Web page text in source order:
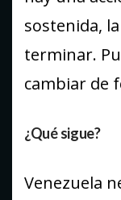
sostenida,
terminar.
cambiar de
¿Qué sigue?
Venezuela